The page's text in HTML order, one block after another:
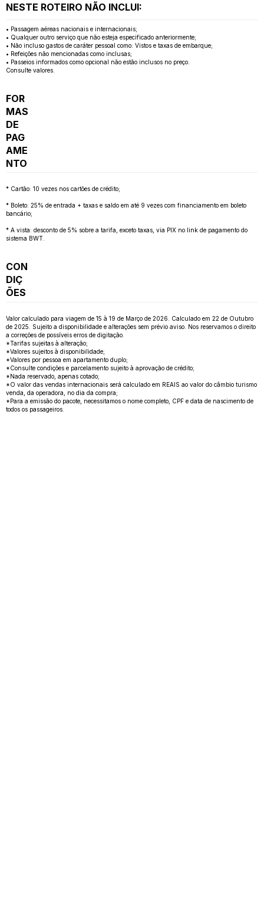
NESTE ROTEIRO NÃO INCLUI:
• Passagem aéreas nacionais e internacionais;
• Qualquer outro serviço que não esteja especificado anteriormente;
• Não incluso gastos de caráter pessoal como: Vistos e taxas de embarque;
• Refeições não mencionadas como inclusas;
• Passeios informados como opcional não estão inclusos no preço.
Consulte valores.
FOR
MAS
DE
PAG
AME
NTO
* Cartão: 10 vezes nos cartões de crédito;
* Boleto: 25% de entrada + taxas e saldo em até 9 vezes com financiamento em boleto
bancário;
* A vista: desconto de 5% sobre a tarifa, exceto taxas, via PIX no link de pagamento do
sistema BWT.
CON
DIÇ
ÕES
Valor calculado para viagem de 15 à 19 de Março de 2026. Calculado em 22 de Outubro
de 2025. Sujeito a disponibilidade e alterações sem prévio aviso. Nos reservamos o direito
a correções de possíveis erros de digitação.
*Tarifas sujeitas à alteração;
*Valores sujeitos à disponibilidade;
*Valores por pessoa em apartamento duplo;
*Consulte condições e parcelamento sujeito à aprovação de crédito;
*Nada reservado, apenas cotado;
*O valor das vendas internacionais será calculado em REAIS ao valor do câmbio turismo
venda, da operadora, no dia da compra;
*Para a emissão do pacote, necessitamos o nome completo, CPF e data de nascimento de
todos os passageiros.